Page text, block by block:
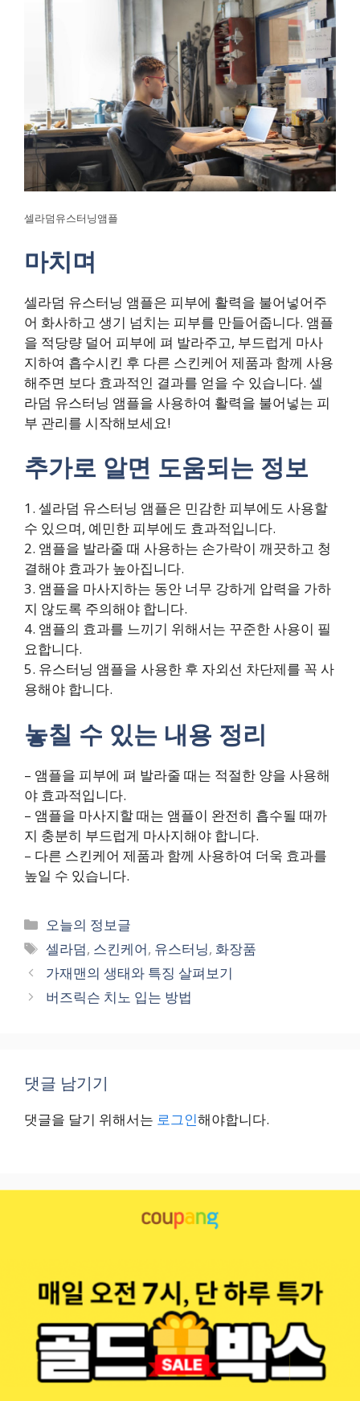
셀라덤유스터닝앰플
마치며
셀라덤 유스터닝 앰플은 피부에 활력을 불어넣어주
어 화사하고 생기 넘치는 피부를 만들어줍니다. 앰플
을 적당량 덜어 피부에 펴 발라주고, 부드럽게 마사
지하여 흡수시킨 후 다른 스킨케어 제품과 함께 사용
해주면 보다 효과적인 결과를 얻을 수 있습니다. 셀
라덤 유스터닝 앰플을 사용하여 활력을 불어넣는 피
부 관리를 시작해보세요!
추가로 알면 도움되는 정보
1. 셀라덤 유스터닝 앰플은 민감한 피부에도 사용할
수 있으며, 예민한 피부에도 효과적입니다.
2. 앰플을 발라줄 때 사용하는 손가락이 깨끗하고 청
결해야 효과가 높아집니다.
3. 앰플을 마사지하는 동안 너무 강하게 압력을 가하
지 않도록 주의해야 합니다.
4. 앰플의 효과를 느끼기 위해서는 꾸준한 사용이 필
요합니다.
5. 유스터닝 앰플을 사용한 후 자외선 차단제를 꼭 사
용해야 합니다.
놓칠 수 있는 내용 정리
– 앰플을 피부에 펴 발라줄 때는 적절한 양을 사용해
야 효과적입니다.
– 앰플을 마사지할 때는 앰플이 완전히 흡수될 때까
지 충분히 부드럽게 마사지해야 합니다.
– 다른 스킨케어 제품과 함께 사용하여 더욱 효과를
높일 수 있습니다.
카
테
리
오늘의 정보글
태
그
셀라덤, 스킨케어, 유스터닝, 화장품
가재맨의 생태와 특징 살펴보기
버즈릭슨 치노 입는 방법
댓글 남기기
댓글을 달기 위해서는 로그인해야합니다.